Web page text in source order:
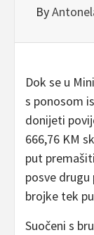
By
Dok se u
s ponosom
donijeti
666,76 KM
put
posve drugu
brojke tek
Suočeni s